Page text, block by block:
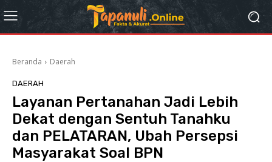
Beranda Daerah
DAERAH
Layanan Pertanahan Jadi Lebih
Dekat dengan Sentuh Tanahku
dan PELATARAN, Ubah Persepsi
Masyarakat Soal BPN